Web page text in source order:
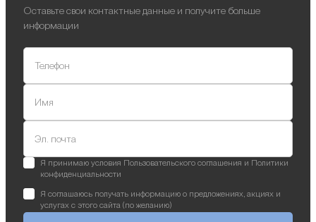
Оставьте свои контактные данные и получите больше
информации
Телефон
Имя
Эл. почта
Я принимаю условия Пользовательского соглашения и Политики
конфиденциальности
Я соглашаюсь получать информацию о предложениях, акциях и
услугах с этого сайта (по желанию)